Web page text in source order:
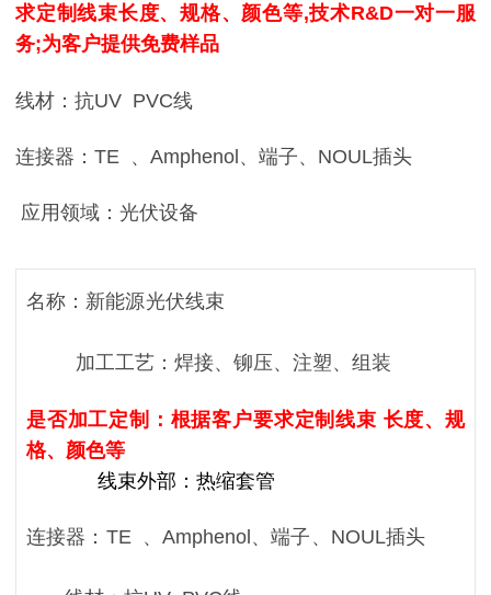
求定制线束长度、规格、颜色等,技术R&D一对一服
务;为客户提供免费样品
线材：抗UV PVC线
连接器：TE 、Amphenol、端子、NOUL插头
应用领域：光伏设备
名称：新能源光伏线束
加工工艺：焊接、铆压、注塑、组装
是否加工定制：根据客户要求定制线束 长度、规
格、颜色等
线束外部：热缩套管
连接器： TE 、 Amphenol、端子、NOUL插头